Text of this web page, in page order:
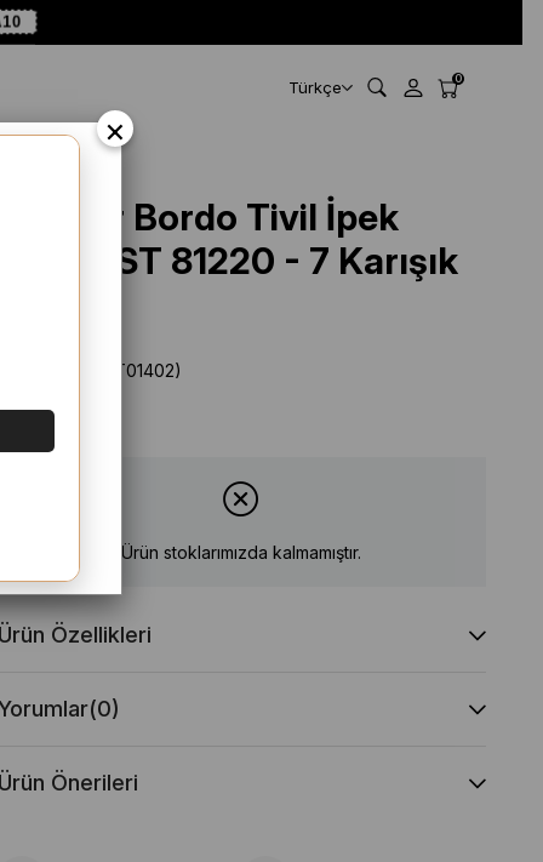
Türkçe 0
Levidor Bordo Tivil İpek
Eşarp IST 81220 - 7 Karışık
(IST01402)
Ürün stoklarımızda kalmamıştır.
Ürün Özellikleri
(0)
Ürün Önerileri
×